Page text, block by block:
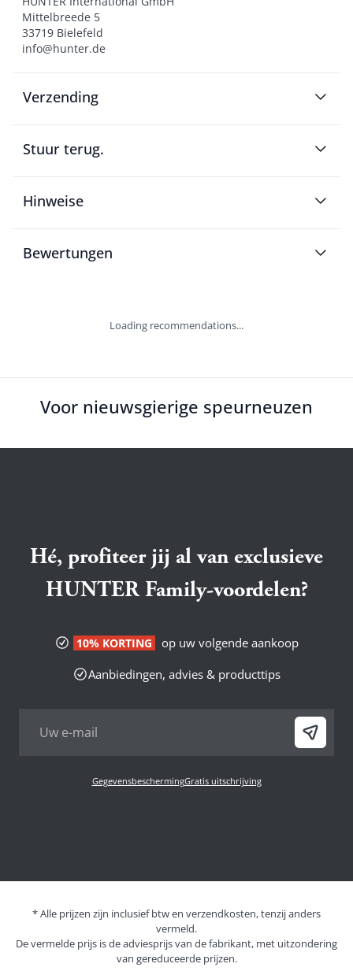
Mittelbreede 5
33719 Bielefeld
info@hunter.de
Verzending
Stuur terug.
Hinweise
Bewertungen
Loading recommendations...
Voor nieuwsgierige speurneuzen
Hé, profiteer jij al van exclusieve
HUNTER Family-voordelen?
10% KORTING
op uw volgende aankoop
Aanbiedingen, advies & producttips
GegevensbeschermingGratis uitschrijving
* Alle prijzen zijn inclusief btw en verzendkosten, tenzij anders
vermeld.
De vermelde prijs is de adviesprijs van de fabrikant, met uitzondering
van gereduceerde prijzen.